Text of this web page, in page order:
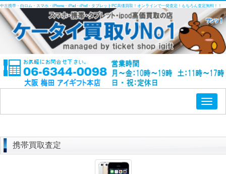
中古携帯・白ロム・スマホ・iPhone・iPad・iPod・タブレットPC高価買取！オンラインで一発査定！もちろん査定無料！！
携帯買取査定